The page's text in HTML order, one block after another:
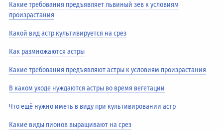
Какие требования предъявляет львиный зев к условиям
произрастания
Какой вид астр культивируется на срез
Как размножаются астры
Какие требования предъявляют астры к условиям произрастания
В каком уходе нуждаются астры во время вегетации
Что ещё нужно иметь в виду при культивировании астр
Какие виды пионов выращивают на срез